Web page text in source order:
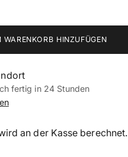
WARENKORB HINZUFÜGEN
fertig in 24 Stunden
an der Kasse berechnet.